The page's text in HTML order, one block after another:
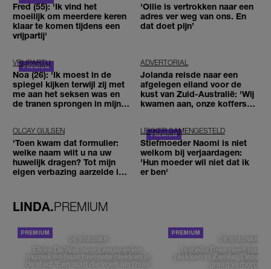
Fred (55): 'Ik vind het
moeilijk om meerdere keren
klaar te komen tijdens een
vrijpartij'
'Ollie is vertrokken naar een
adres ver weg van ons. En
dat doet pijn’
VRIJPARTIJ
Noa (26): 'Ik moest in de
spiegel kijken terwijl zij met
me aan het seksen was en
de tranen sprongen in mijn
ADVERTORIAL
Jolanda reisde naar een
afgelegen eiland voor de
kust van Zuid-Australië: 'Wij
kwamen aan, onze koffers
OLCAY GULSEN
'Toen kwam dat formulier:
welke naam wilt u na uw
huwelijk dragen? Tot mijn
eigen verbazing aarzelde ik
LEKKER SAMENGESTELD
Stiefmoeder Naomi is niet
welkom bij verjaardagen:
'Hun moeder wil niet dat ik
er ben'
LINDA.PREMIUM
DE STAD VAN
Elske DeWall over Leeuwarden,
muziek en haar favoriete plekken in
de stad: 'Een stad die voelt als thuis'
DE STAD VAN
Isabelle Boer deelt haar
plekken in Zwolle: 'Deze
graag verborgen'